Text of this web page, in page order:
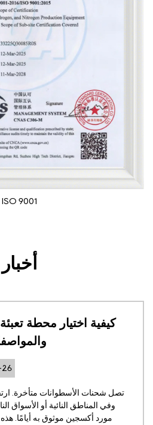
أخبار
يمثل غاز Luoming فصلًا ناجحًا في معرض
أخبار الشركة 2026-06-